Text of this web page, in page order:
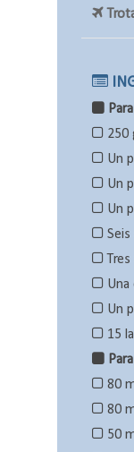
250
Un
Un
Un
Tres
Una
Un
15
80
80
50